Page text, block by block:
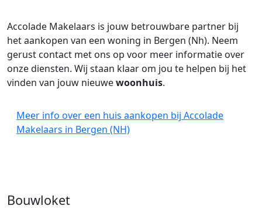
Accolade Makelaars is jouw betrouwbare partner bij
het aankopen van een woning in Bergen (Nh). Neem
gerust contact met ons op voor meer informatie over
onze diensten. Wij staan klaar om jou te helpen bij het
vinden van jouw nieuwewoonhuis.
Meer info over een huis aankopen bij Accolade
Makelaars in Bergen (NH)
Bouwloket